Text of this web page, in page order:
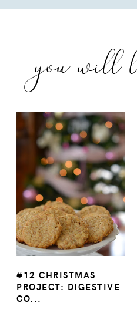
you will
#12 CHRISTMAS
PROJECT: DIGESTIVE
CO...